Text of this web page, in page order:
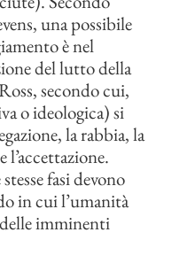
una possibile
è nel
del lutto della
secondo cui,
o ideologica) si
la rabbia, la
l’accettazione.
fasi devono
in cui l’umanità
imminenti